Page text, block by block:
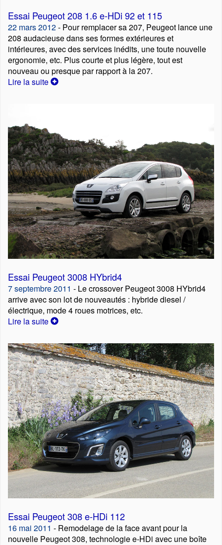
Essai Peugeot 208 1.6 e-HDi 92 et 115
22 mars 2012- Pour remplacer sa 207, Peugeot lance une
208 audacieuse dans ses formes extérieures et
intérieures, avec des services inédits, une toute nouvelle
ergonomie, etc. Plus courte et plus légère, tout est
nouveau ou presque par rapport à la 207.
Lire la suite
Essai Peugeot 3008 HYbrid4
7 septembre 2011 - Le crossover Peugeot 3008 HYbrid4
arrive avec son lot de nouveautés : hybride diesel /
électrique, mode 4 roues motrices, etc.
Lire la suite
Essai Peugeot 308 e-HDi 112
16 mai 2011 - Remodelage de la face avant pour la
nouvelle Peugeot 308, technologie e-HDi avec une boîte